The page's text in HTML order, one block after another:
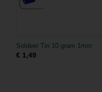
Soldeer Tin 10 gram 1mm
€ 1,49